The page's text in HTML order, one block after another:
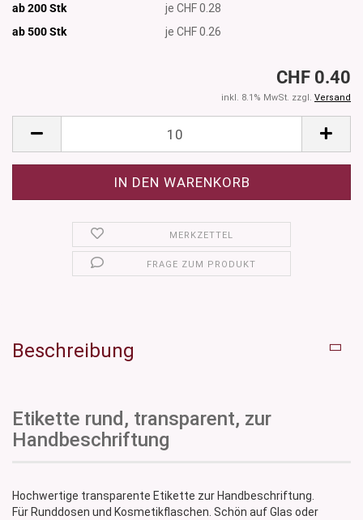
ab 200 Stk
je CHF 0.28
ab 500Stk je CHF 0.26
CHF 0.40
inkl. 8.1% MwSt. zzgl. Versand
MERKZETTEL
FRAGE ZUM PRODUKT
Beschreibung
Etikette rund, transparent, zur
Handbeschriftung
Hochwertige transparente Etikette zur Handbeschriftung.
Für Runddosen und Kosmetikflaschen. Schön auf Glas oder